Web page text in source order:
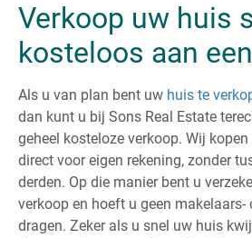
Verkoop uw huis
kosteloos aan
Als u van plan bent uw huis te
dan kunt u bij Sons Real Estate
geheel kosteloze verkoop. Wij
direct voor eigen rekening, zonder
derden. Op die manier bent u
verkoop en hoeft u geen
dragen. Zeker als u snel uw huis